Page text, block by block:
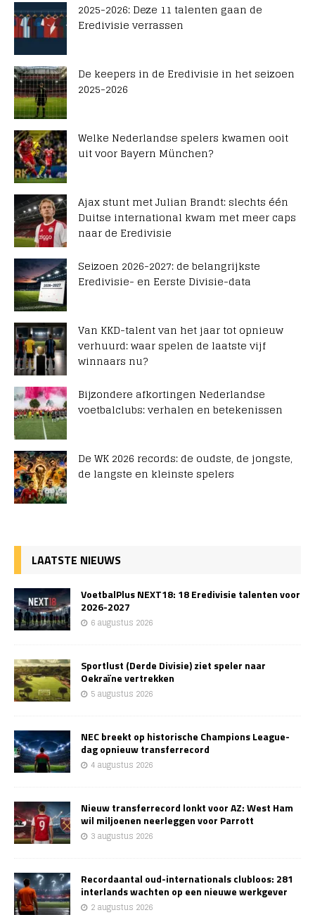
2025-2026: Deze 11 talenten gaan de
Eredivisie verrassen
De keepers in de Eredivisie in het seizoen
2025-2026
Welke Nederlandse spelers kwamen ooit
uit voor Bayern München?
Ajax stunt met Julian Brandt: slechts één
Duitse international kwam met meer caps
naar de Eredivisie
Seizoen 2026-2027: de belangrijkste
Eredivisie- en Eerste Divisie-data
Van KKD-talent van het jaar tot opnieuw
verhuurd: waar spelen de laatste vijf
winnaars nu?
Bijzondere afkortingen Nederlandse
voetbalclubs: verhalen en betekenissen
De WK 2026 records: de oudste, de jongste,
de langste en kleinste spelers
LAATSTE NIEUWS
VoetbalPlus NEXT18: 18 Eredivisie talenten voor
2026-2027
6 augustus 2026
Sportlust (Derde Divisie) ziet speler naar
Oekraïne vertrekken
5 augustus 2026
NEC breekt op historische Champions League-
dag opnieuw transferrecord
4 augustus 2026
Nieuw transferrecord lonkt voor AZ: West Ham
wil miljoenen neerleggen voor Parrott
3 augustus 2026
Recordaantal oud-internationals clubloos: 281
interlands wachten op een nieuwe werkgever
2 augustus 2026